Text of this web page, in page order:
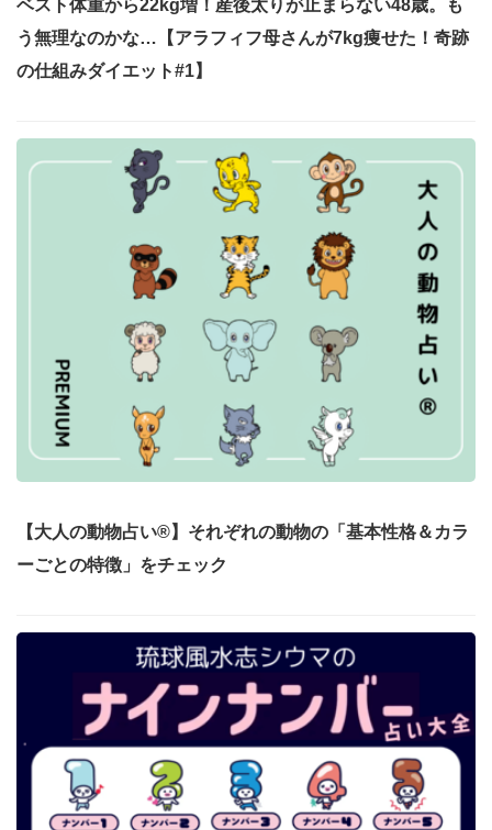
ベスト体重から22kg増！産後太りが止まらない48歳。も
う無理なのかな…【アラフィフ母さんが7kg痩せた！奇跡
の仕組みダイエット#1】
【大人の動物占い®】それぞれの動物の「基本性格＆カラ
ーごとの特徴」をチェック